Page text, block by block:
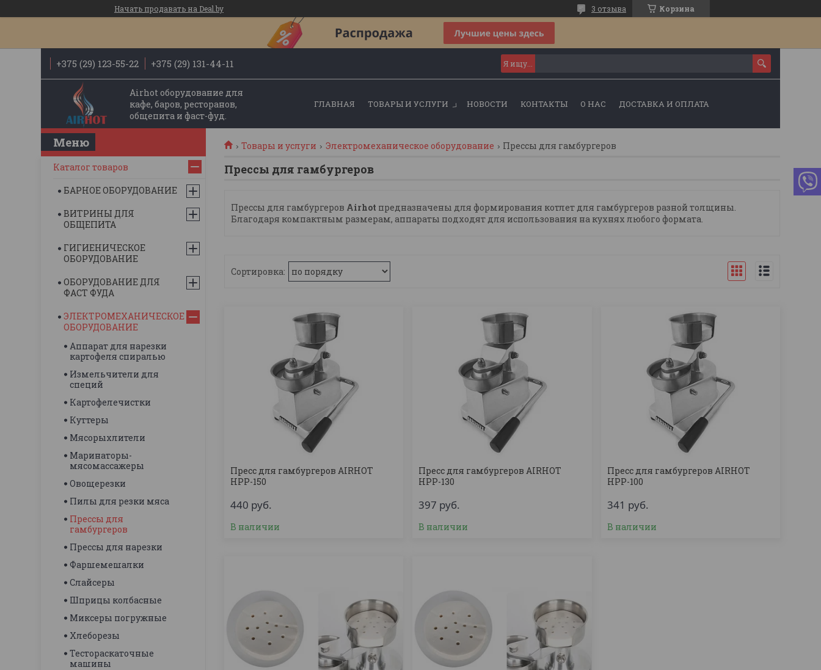
Начать продавать на Deal.by Корзина
3 отзыва
+375 (29) 123-55-22 +375 (29) 131-44-11
Airhot оборудование для
кафе, баров, ресторанов,
общепита и фаст-фуд.
ГЛАВНАЯ ТОВАРЫ И УСЛУГИ НОВОСТИ КОНТАКТЫ О НАС ДОСТАВКА И ОПЛАТА
Товары и услуги Электромеханическое оборудование Прессы для гамбургеров
Прессы для гамбургеров
Прессы для гамбургеров Airhot предназначены для формирования котлет для гамбургеров разной толщины.
Благодаря компактным размерам, аппараты подходят для использования на кухнях любого формата.
Пресс для гамбургеров AIRHOT
HPP-150
440 руб.
В наличии
Пресс для гамбургеров AIRHOT
HPP-130
397 руб.
В наличии
Пресс для гамбургеров AIRHOT
HPP-100
341 руб.
В наличии
Каталог товаров
БАРНОЕ ОБОРУДОВАНИЕ
ВИТРИНЫ ДЛЯ
ОБЩЕПИТА
ГИГИЕНИЧЕСКОЕ
ОБОРУДОВАНИЕ
ОБОРУДОВАНИЕ ДЛЯ
ФАСТ ФУДА
ЭЛЕКТРОМЕХАНИЧЕСКОЕ
ОБОРУДОВАНИЕ
Аппарат для нарезки
картофеля спиралью
Измельчители для
специй
Картофелечистки
Куттеры
Мясорыхлители
Маринаторы-
мясомассажеры
Овощерезки
Пилы для резки мяса
Прессы для
гамбургеров
Прессы для нарезки
Фаршемешалки
Слайсеры
Шприцы колбасные
Миксеры погружные
Хлеборезы
Тестораскаточные
машины